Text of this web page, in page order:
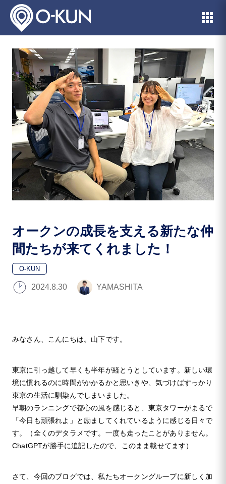
オークンの成長を支える新たな仲
間たちが来てくれました！
O-KUN
2024.8.30 YAMASHITA
みなさん、こんにちは。山下です。
東京に引っ越して早くも半年が経とうとしています。新しい環
境に慣れるのに時間がかかるかと思いきや、気づけばすっかり
東京の生活に馴染んでしまいました。
早朝のランニングで都心の風を感じると、東京タワーがまるで
「今日も頑張れよ」と励ましてくれているように感じる日々で
す。（全くのデタラメです。一度も走ったことがありません。
ChatGPTが勝手に追記したので、このまま載せてます）
さて、今回のブログでは、私たちオークングループに新しく加